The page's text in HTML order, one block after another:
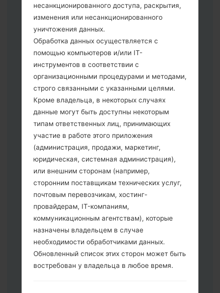
Скачайте на свой ПК:Odin 3.
Далее загрузите и распакуйте файл
прошивки.
Вам необходимо 1 (Выбрать 1 файл
прошивки здесь) или 5 (Выбрать 5
файл прошивки здесь) файлов для
прошивки:
AP: "System & Recovery"
CP: "Modem & Radio"
CSC _ ***: "Country & Region & Operator"
HOME_CSC _ ***: "Country & Region &
Operator"
Добавьте все файлы в программу Odin
3.
Если вы хотите прошить телефон и
несанкционированного доступа, раскрытия,
изменения или несанкционированного
уничтожения данных.
Обработка данных осуществляется с
помощью компьютеров и/или IT-
инструментов в соответствии с
организационными процедурами и методами,
строго связанными с указанными целями.
Кроме владельца, в некоторых случаях
данные могут быть доступны некоторым
типам ответственных лиц, принимающих
участие в работе этого приложения
(администрация, продажи, маркетинг,
юридическая, системная администрация),
или внешним сторонам (например,
сторонним поставщикам технических услуг,
почтовым перевозчикам, хостинг-
провайдерам, IT-компаниям,
коммуникационным агентствам), которые
назначены владельцем в случае
необходимости обработчиками данных.
Обновленный список этих сторон может быть
востребован у владельца в любое время.